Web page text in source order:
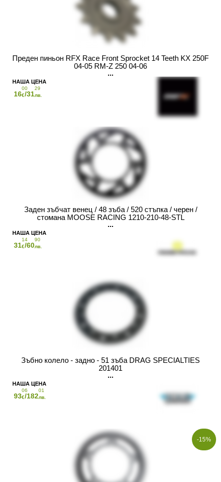
Преден пиньон RFX Race Front Sprocket 14 Teeth KX 250F
04-05 RM-Z 250 04-06
16
00
€/31
29
лв.
Заден зъбчат венец / 48 зъба / 520 стъпка / черен /
стомана MOOSE RACING 1210-210-48-STL
31
14
€/60
90
лв.
Зъбно колело - задно - 51 зъба DRAG SPECIALTIES
201401
93
06
€/182
01
лв.
-15%